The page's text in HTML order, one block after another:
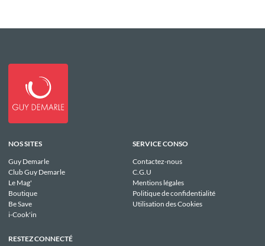
NOS SITES
Guy Demarle
Club Guy Demarle
Le Mag'
Boutique
Be Save
i-Cook'in
SERVICE CONSO
Contactez-nous
C.G.U
Mentions légales
Politique de confidentialité
Utilisation des Cookies
RESTEZ CONNECTÉ